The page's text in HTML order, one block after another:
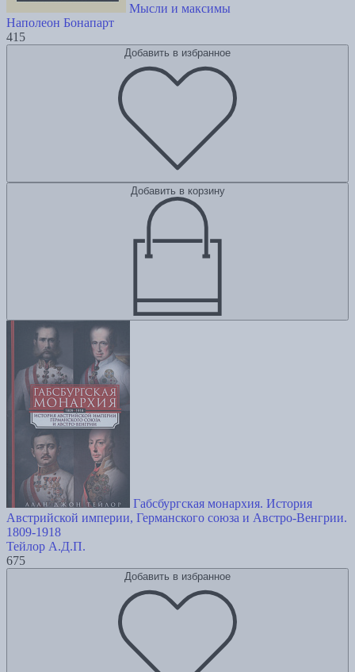
Мысли и максимы
Наполеон Бонапарт
415
Добавить в избранное
Добавить в корзину
Габсбургская монархия. История
Австрийской империи, Германского союза и Австро-Венгрии.
1809-1918
Тейлор А.Д.П.
675
Добавить в избранное